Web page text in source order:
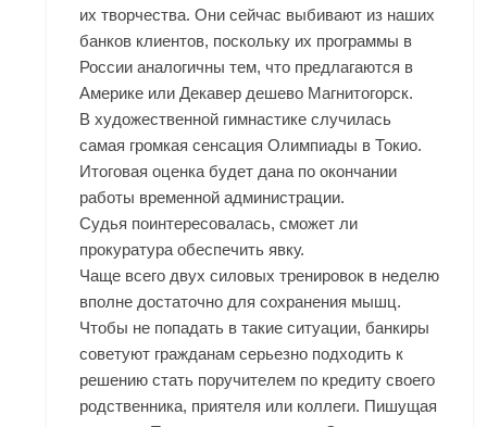
их творчества. Они сейчас выбивают из наших
банков клиентов, поскольку их программы в
России аналогичны тем, что предлагаются в
Америке или Декавер дешево Магнитогорск.
В художественной гимнастике случилась
самая громкая сенсация Олимпиады в Токио.
Итоговая оценка будет дана по окончании
работы временной администрации.
Судья поинтересовалась, сможет ли
прокуратура обеспечить явку.
Чаще всего двух силовых тренировок в неделю
вполне достаточно для сохранения мышц.
Чтобы не попадать в такие ситуации, банкиры
советуют гражданам серьезно подходить к
решению стать поручителем по кредиту своего
родственника, приятеля или коллеги. Пишущая